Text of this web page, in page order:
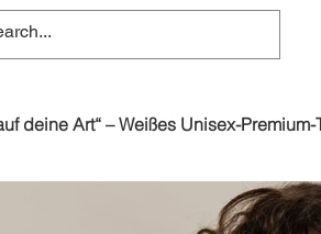
deine Art“ – Weißes Unisex-Premium-